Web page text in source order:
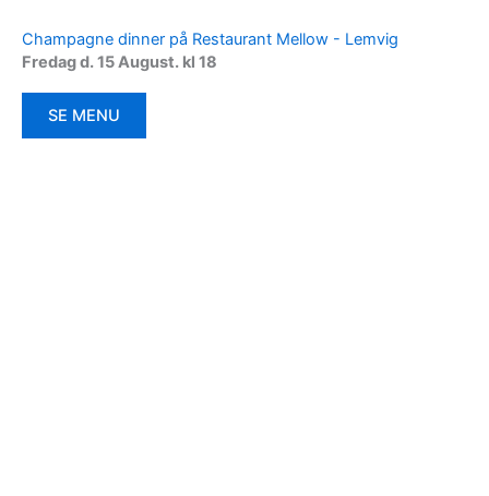
Champagne dinner på Restaurant Mellow - Lemvig
Fredag d. 15 August. kl 18
SE MENU